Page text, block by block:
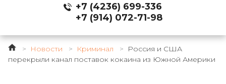
+7 (4236) 699-336
+7 (914) 072-71-98
> Новости > Криминал >
Россия и США
перекрыли канал поставок кокаина из Южной Америки